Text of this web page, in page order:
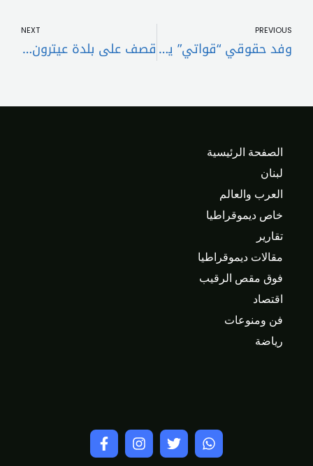
PREVIOUS
وفد حقوقي “قواتي” يزور نقيب المحامين في بيروت
NEXT
قصف على بلدة عيترون وانفجار 4 صواريخ اعتراضية
الصفحة الرئيسية
لبنان
العرب والعالم
خاص ديموقراطيا
تقارير
مقالات ديموقراطيا
فوق مقص الرقيب
اقتصاد
فن ومنوعات
رياضة